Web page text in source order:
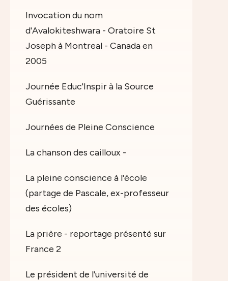
Invocation du nom
d'Avalokiteshwara - Oratoire St
Joseph à Montreal - Canada en
2005
Journée Educ'Inspir à la Source
Guérissante
Journées de Pleine Conscience
La chanson des cailloux -
La pleine conscience à l'école
(partage de Pascale, ex-professeur
des écoles)
La prière - reportage présenté sur
France 2
Le président de l'université de